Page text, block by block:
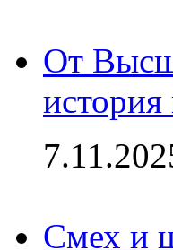
От
Смех и